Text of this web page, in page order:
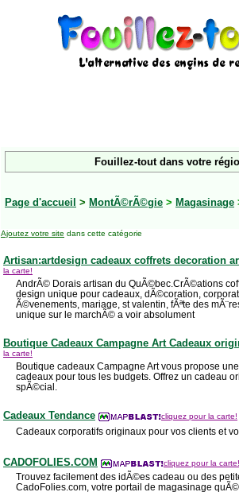
Fouillez-tout dans votre
Page d'accueil > MontÃ©rÃ©gie > Magasinage
Ajoutez votre site dans cette catégorie
Artisan:artdesign cadeaux coffrets decoration
la carte!
AndrÃ© Dorais artisan du QuÃ©bec.CrÃ©ations
design unique pour cadeaux, dÃ©coration,
Ã©venements, mariage, st valentin, fÃªte des
unique sur le marchÃ© a voir absolument
Boutique Cadeaux Campagne Art Cadeaux
la carte!
Boutique cadeaux Campagne Art vous propose
cadeaux pour tous les budgets. Offrez un cadeau
spÃ©cial.
Cadeaux Tendance cliquez pour la carte!
Cadeaux corporatifs originaux pour vos clients et
CADOFOLIES.COM cliquez pour la carte!
Trouvez facilement des idÃ©es cadeau ou des
CadoFolies.com, votre portail de magasinage